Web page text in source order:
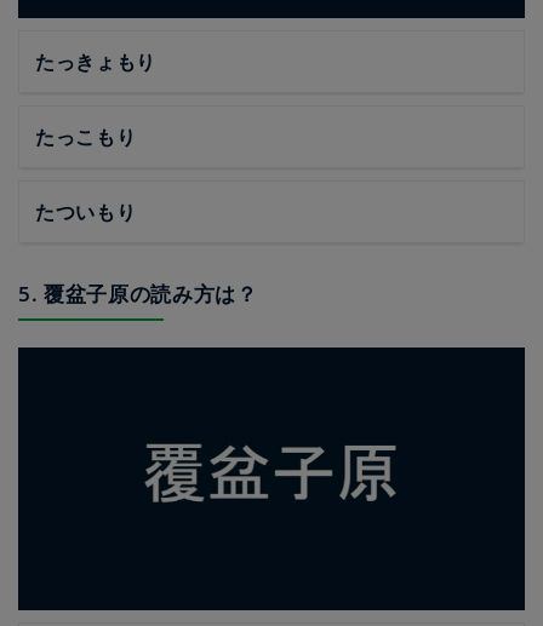
たっきょもり
たっこもり
たついもり
5. 覆盆子原の読み方は？